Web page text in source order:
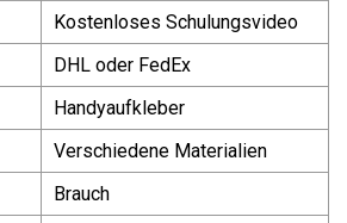
Kostenloses Schulungsvideo
DHL oder FedEx
Handyaufkleber
Verschiedene Materialien
Brauch